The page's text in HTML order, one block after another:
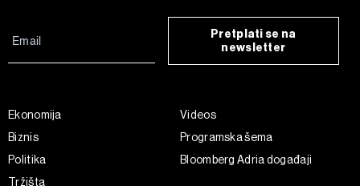
Pretplati se na
newsletter
Ekonomija
Biznis
Politika
Tržišta
Videos
Programska šema
Bloomberg Adria događaji